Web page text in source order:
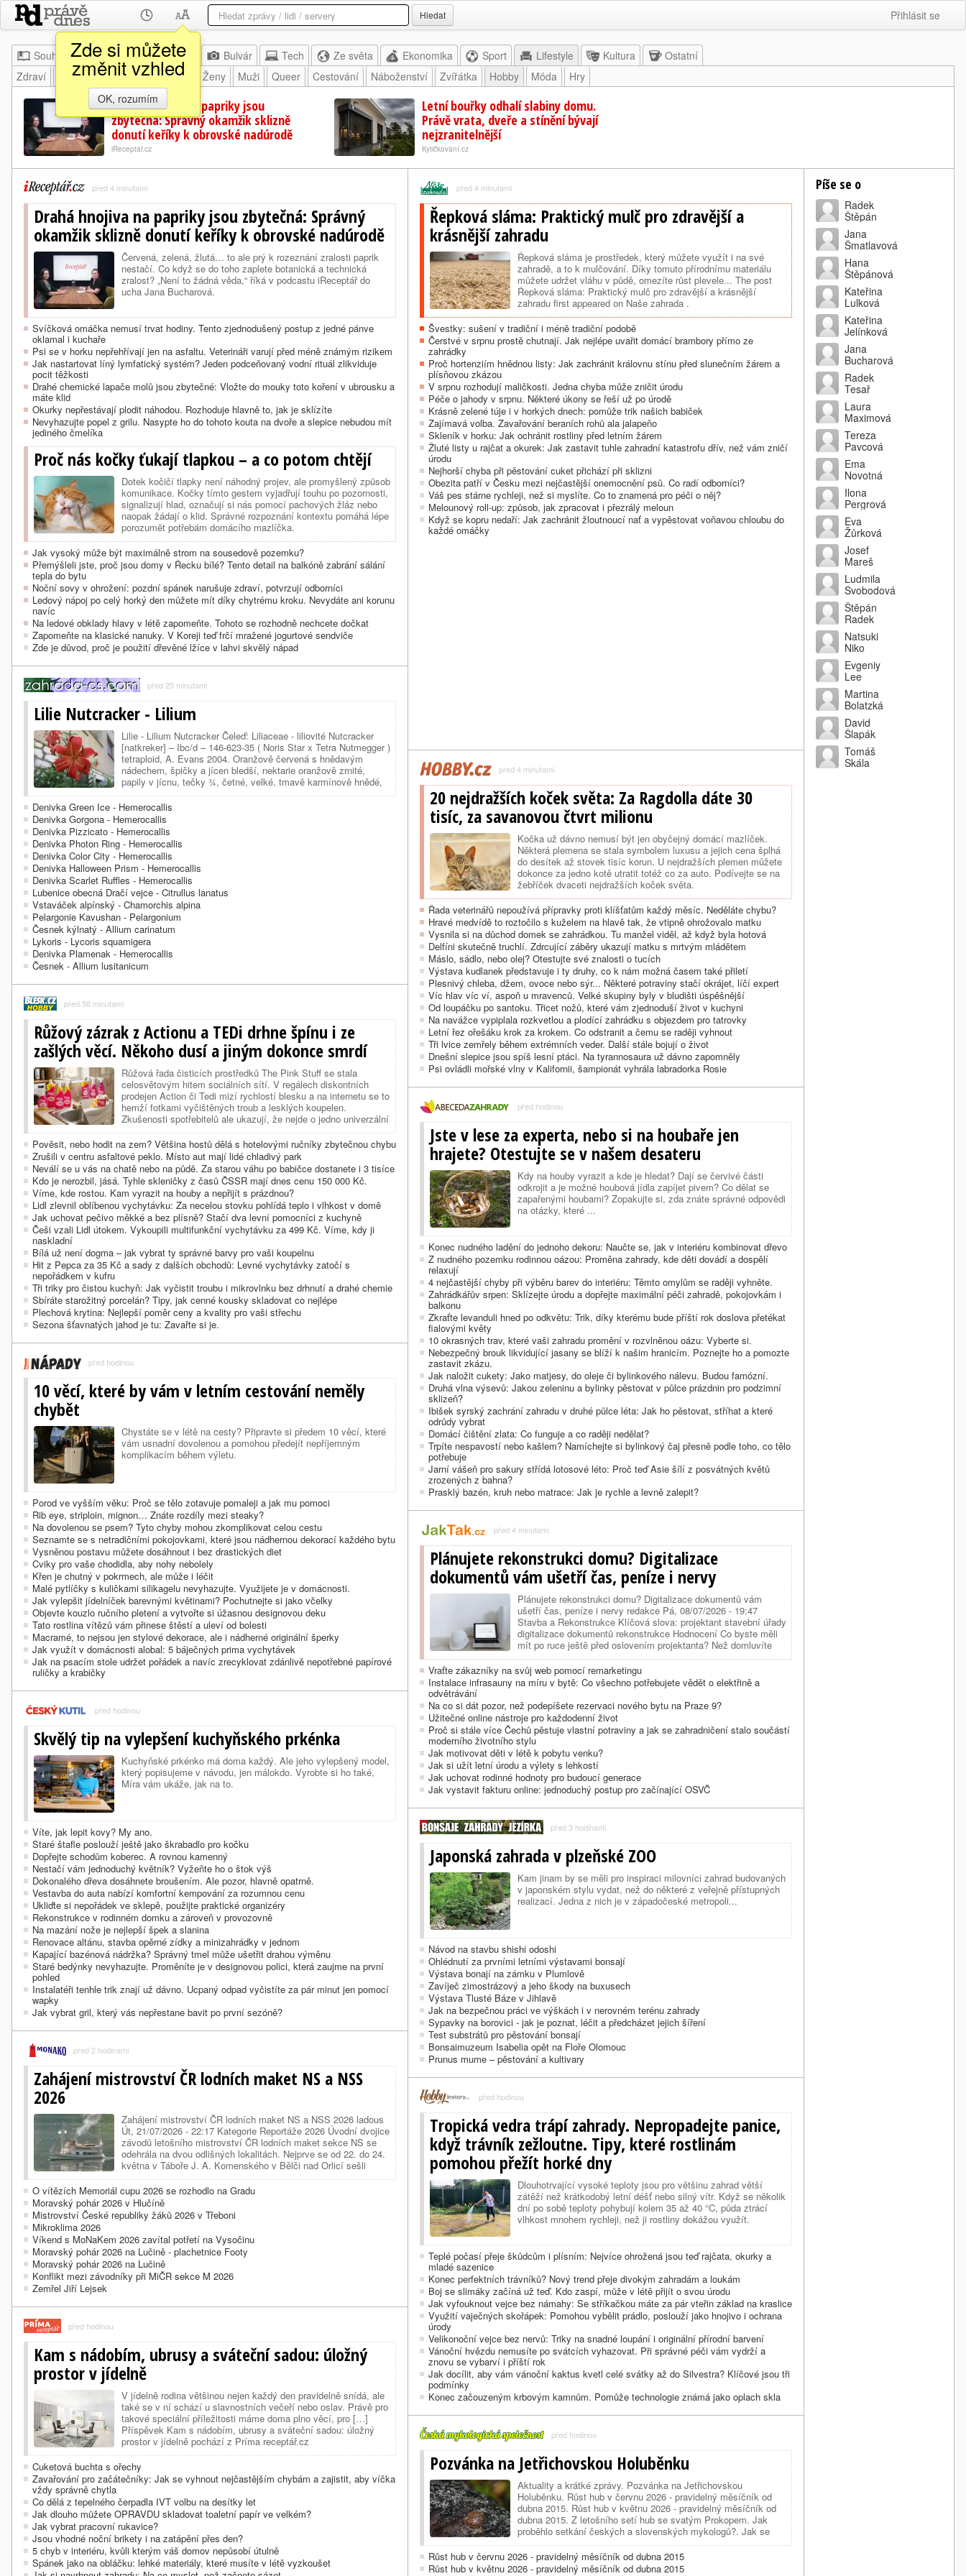
Zde si můžete
změnit vzhled
OK, rozumím
Hledat Přihlásit se
Souhrn Moje Z domova Bulvár Tech Ze světa Ekonomika Sport Lifestyle Kultura
Ostatní
Zdraví
Jídlo Bydlení Rodičovství Ženy Muži Queer Cestování Náboženství Zvířátka Hobby Móda Hry
Drahá hnojiva na papriky jsou
zbytečná: Správný okamžik sklizně
donutí keříky k obrovské nadúrodě
iReceptář.cz
Letní bouřky odhalí slabiny domu.
Právě vrata, dveře a stínění bývají
nejzranitelnější
Kytičkování.cz
před 4 minutami
Drahá hnojiva na papriky jsou zbytečná: Správný
okamžik sklizně donutí keříky k obrovské nadúrodě
Červená, zelená, žlutá… to ale prý k rozeznání zralosti paprik
nestačí. Co když se do toho zaplete botanická a technická
zralost? „Není to žádná věda,“ říká v podcastu iReceptář do
ucha Jana Bucharová.
Svíčková omáčka nemusí trvat hodiny. Tento zjednodušený postup z jedné pánve
oklamal i kuchaře
Psi se v horku nepřehřívají jen na asfaltu. Veterináři varují před méně známým rizikem
Jak nastartovat líný lymfatický systém? Jeden podceňovaný vodní rituál zlikviduje
pocit těžkosti
Drahé chemické lapače molů jsou zbytečné: Vložte do mouky toto koření v ubrousku a
máte klid
Okurky nepřestávají plodit náhodou. Rozhoduje hlavně to, jak je sklízíte
Nevyhazujte popel z grilu. Nasypte ho do tohoto kouta na dvoře a slepice nebudou mít
jediného čmelíka
Proč nás kočky ťukají tlapkou – a co potom chtějí
Dotek kočičí tlapky není náhodný projev, ale promyšlený způsob
komunikace. Kočky tímto gestem vyjadřují touhu po pozornosti,
signalizují hlad, označují si nás pomocí pachových žláz nebo
naopak žádají o klid. Správné rozpoznání kontextu pomáhá lépe
porozumět potřebám domácího mazlíčka.
Jak vysoký může být maximálně strom na sousedově pozemku?
Přemýšleli jste, proč jsou domy v Řecku bílé? Tento detail na balkóně zabrání sálání
tepla do bytu
Noční sovy v ohrožení: pozdní spánek narušuje zdraví, potvrzují odborníci
Ledový nápoj po celý horký den můžete mít díky chytrému kroku. Nevydáte ani korunu
navíc
Na ledové obklady hlavy v létě zapomeňte. Tohoto se rozhodně nechcete dočkat
Zapomeňte na klasické nanuky. V Koreji teď frčí mražené jogurtové sendviče
Zde je důvod, proč je použití dřevěné lžíce v lahvi skvělý nápad
před 25 minutami
Lilie Nutcracker - Lilium
Lilie - Lilium Nutcracker Čeleď: Liliaceae - liliovité Nutcracker
[natkreker] – Ibc/d – 146-623-35 ( Noris Star x Tetra Nutmegger )
tetraploid, A. Evans 2004. Oranžově červená s hnědavým
nádechem, špičky a jícen bledší, nektarie oranžově zrnité,
papily v jícnu, tečky ¾, četné, velké, tmavě karmínově hnědé,
pyl tmavohnědý, nitky bledě béžové, blizna tmavohnědá, ...
Denivka Green Ice - Hemerocallis
Denivka Gorgona - Hemerocallis
Denivka Pizzicato - Hemerocallis
Denivka Photon Ring - Hemerocallis
Denivka Color City - Hemerocallis
Denivka Halloween Prism - Hemerocallis
Denivka Scarlet Ruffles - Hemerocallis
Lubenice obecná Dračí vejce - Citrullus lanatus
Vstaváček alpínský - Chamorchis alpina
Pelargonie Kavushan - Pelargonium
Česnek kýlnatý - Allium carinatum
Lykoris - Lycoris squamigera
Denivka Plamenak - Hemerocallis
Česnek - Allium lusitanicum
před 58 minutami
Růžový zázrak z Actionu a TEDi drhne špínu i ze
zašlých věcí. Někoho dusí a jiným dokonce smrdí
Růžová řada čisticích prostředků The Pink Stuff se stala
celosvětovým hitem sociálních sítí. V regálech diskontních
prodejen Action či Tedi mizí rychlostí blesku a na internetu se to
hemží fotkami vyčištěných troub a lesklých koupelen.
Zkušenosti spotřebitelů ale ukazují, že nejde o jedno univerzální
řešení na všechno. Zatímco někteří nedají na pastu dopustit, jiní
mluví o zbytečném rozruchu a dr…
Pověsit, nebo hodit na zem? Většina hostů dělá s hotelovými ručníky zbytečnou chybu
Zrušili v centru asfaltové peklo. Místo aut mají lidé chladivý park
Neválí se u vás na chatě nebo na půdě. Za starou váhu po babičce dostanete i 3 tisíce
Kdo je nerozbil, jásá. Tyhle skleničky z časů ČSSR mají dnes cenu 150 000 Kč.
Víme, kde rostou. Kam vyrazit na houby a nepřijít s prázdnou?
Lidl zlevnil oblíbenou vychytávku: Za necelou stovku pohlídá teplo i vlhkost v domě
Jak uchovat pečivo měkké a bez plísně? Stačí dva levní pomocníci z kuchyně
Češi vzali Lidl útokem. Vykoupili multifunkční vychytávku za 499 Kč. Víme, kdy ji
naskladní
Bílá už není dogma – jak vybrat ty správné barvy pro vaši koupelnu
Hit z Pepca za 35 Kč a sady z dalších obchodů: Levné vychytávky zatočí s
nepořádkem v kufru
Tři triky pro čistou kuchyň: Jak vyčistit troubu i mikrovlnku bez drhnutí a drahé chemie
Sbíráte starožitný porcelán? Tipy, jak cenné kousky skladovat co nejlépe
Plechová krytina: Nejlepší poměr ceny a kvality pro vaši střechu
Sezona šťavnatých jahod je tu: Zavařte si je.
před hodinou
10 věcí, které by vám v letním cestování neměly
chybět
Chystáte se v létě na cesty? Připravte si předem 10 věcí, které
vám usnadní dovolenou a pomohou předejít nepříjemným
komplikacím během výletu.
Porod ve vyšším věku: Proč se tělo zotavuje pomaleji a jak mu pomoci
Rib eye, striploin, mignon… Znáte rozdíly mezi steaky?
Na dovolenou se psem? Tyto chyby mohou zkomplikovat celou cestu
Seznamte se s netradičními pokojovkami, které jsou nádhernou dekorací každého bytu
Vysněnou postavu můžete dosáhnout i bez drastických diet
Cviky pro vaše chodidla, aby nohy nebolely
Křen je chutný v pokrmech, ale může i léčit
Malé pytlíčky s kuličkami silikagelu nevyhazujte. Využijete je v domácnosti.
Jak vylepšit jídelníček barevnými květinami? Pochutnejte si jako včelky
Objevte kouzlo ručního pletení a vytvořte si úžasnou designovou deku
Tato rostlina vítězů vám přinese štěstí a uleví od bolesti
Macramé, to nejsou jen stylové dekorace, ale i nádherné originální šperky
Jak využít v domácnosti alobal: 5 báječných prima vychytávek
Jak na psacím stole udržet pořádek a navíc zrecyklovat zdánlivě nepotřebné papírové
ruličky a krabičky
před hodinou
Skvělý tip na vylepšení kuchyňského prkénka
Kuchyňské prkénko má doma každý. Ale jeho vylepšený model,
který popisujeme v návodu, jen málokdo. Vyrobte si ho také,
Míra vám ukáže, jak na to.
Víte, jak lepit kovy? My ano.
Staré štafle poslouží ještě jako škrabadlo pro kočku
Dopřejte schodům koberec. A rovnou kamenný
Nestačí vám jednoduchý květník? Vyžeňte ho o štok výš
Dokonalého dřeva dosáhnete broušením. Ale pozor, hlavně opatrně.
Vestavba do auta nabízí komfortní kempování za rozumnou cenu
Ukliďte si nepořádek ve sklepě, použijte praktické organizéry
Rekonstrukce v rodinném domku a zároveň v provozovně
Na mazání nože je nejlepší špek a slanina
Renovace altánu, stavba opěrné zídky a minizahrádky v jednom
Kapající bazénová nádržka? Správný tmel může ušetřit drahou výměnu
Staré bedýnky nevyhazujte. Proměníte je v designovou polici, která zaujme na první
pohled
Instalatéři tenhle trik znají už dávno. Ucpaný odpad vyčistíte za pár minut jen pomocí
wapky
Jak vybrat gril, který vás nepřestane bavit po první sezóně?
před 2 hodinami
Zahájení mistrovství ČR lodních maket NS a NSS
2026
Zahájení mistrovství ČR lodních maket NS a NSS 2026 ladous
Út, 21/07/2026 - 22:17 Kategorie Reportáže 2026 Úvodní dvojice
závodů letošního mistrovství ČR lodních maket sekce NS se
odehrála na dvou odlišných lokalitách. Nejprve se od 22. do 24.
května v Táboře J. A. Komenského v Bělči nad Orlicí sešli
stavitelé modelů s elektromotorem a parními stroji. Následující
víkend od 29. do 31. května patři…
O vítězích Memoriál cupu 2026 se rozhodlo na Gradu
Moravský pohár 2026 v Hlučíně
Mistrovství České republiky žáků 2026 v Třeboni
Mikroklima 2026
Víkend s MoNaKem 2026 zavítal potřetí na Vysočinu
Moravský pohár 2026 na Lučině - plachetnice Footy
Moravský pohár 2026 na Lučině
Konflikt mezi závodníky při MiČR sekce M 2026
Zemřel Jiří Lejsek
před hodinou
Kam s nádobím, ubrusy a sváteční sadou: úložný
prostor v jídelně
V jídelně rodina většinou nejen každý den pravidelně snídá, ale
také se v ní schází u slavnostních večeří nebo oslav. Právě pro
takové speciální příležitosti máme doma plno věcí, pro […]
Příspěvek Kam s nádobím, ubrusy a sváteční sadou: úložný
prostor v jídelně pochází z Príma receptář.cz
Cuketová buchta s ořechy
Zavařování pro začátečníky: Jak se vyhnout nejčastějším chybám a zajistit, aby víčka
vždy správně chytla
Co dělá z tepelného čerpadla IVT volbu na desítky let
Jak dlouho můžete OPRAVDU skladovat toaletní papír ve velkém?
Jak vybrat pracovní rukavice?
Jsou vhodné noční brikety i na zatápění přes den?
5 chyb v interiéru, kvůli kterým váš domov nepůsobí útulně
Spánek jako na obláčku: lehké materiály, které musíte v létě vyzkoušet
před 4 minutami
Řepková sláma: Praktický mulč pro zdravější a
krásnější zahradu
Řepková sláma je prostředek, který můžete využít i na své
zahradě, a to k mulčování. Díky tomuto přírodnímu materiálu
můžete udržet vláhu v půdě, omezíte růst plevele... The post
Řepková sláma: Praktický mulč pro zdravější a krásnější
zahradu first appeared on Naše zahrada .
Švestky: sušení v tradiční i méně tradiční podobě
Čerstvé v srpnu prostě chutnají. Jak nejlépe uvařit domácí brambory přímo ze
zahrádky
Proč hortenziím hnědnou listy: Jak zachránit královnu stínu před slunečním žárem a
plísňovou zkázou
V srpnu rozhodují maličkosti. Jedna chyba může zničit úrodu
Péče o jahody v srpnu. Některé úkony se řeší už po úrodě
Krásně zelené túje i v horkých dnech: pomůže trik našich babiček
Zajímavá volba. Zavařování beraních rohů ala jalapeňo
Skleník v horku: Jak ochránit rostliny před letním žárem
Žluté listy u rajčat a okurek: Jak zastavit tuhle zahradní katastrofu dřív, než vám zničí
úrodu
Nejhorší chyba při pěstování cuket přichází při sklizni
Obezita patří v Česku mezi nejčastější onemocnění psů. Co radí odborníci?
Váš pes stárne rychleji, než si myslíte. Co to znamená pro péči o něj?
Melounový roll-up: způsob, jak zpracovat i přezrálý meloun
Když se kopru nedaří: Jak zachránit žloutnoucí nať a vypěstovat voňavou chloubu do
každé omáčky
před 4 minutami
20 nejdražších koček světa: Za Ragdolla dáte 30
tisíc, za savanovou čtvrt milionu
Kočka už dávno nemusí být jen obyčejný domácí mazlíček.
Některá plemena se stala symbolem luxusu a jejich cena šplhá
do desítek až stovek tisíc korun. U nejdražších plemen můžete
dokonce za jedno kotě utratit totéž co za auto. Podívejte se na
žebříček dvaceti nejdražších koček světa.
Řada veterinářů nepoužívá přípravky proti klíšťatům každý měsíc. Neděláte chybu?
Hravé medvídě to roztočilo s kuželem na hlavě tak, že vtipně ohrožovalo matku
Vysnila si na důchod domek se zahrádkou. Tu manžel viděl, až když byla hotová
Delfíni skutečně truchlí. Zdrcující záběry ukazují matku s mrtvým mládětem
Máslo, sádlo, nebo olej? Otestujte své znalosti o tucích
Výstava kudlanek představuje i ty druhy, co k nám možná časem také přiletí
Plesnivý chleba, džem, ovoce nebo sýr... Některé potraviny stačí okrájet, líčí expert
Víc hlav víc ví, aspoň u mravenců. Velké skupiny byly v bludišti úspěšnější
Od loupáčku po santoku. Třicet nožů, které vám zjednoduší život v kuchyni
Na navážce vypiplala rozkvetlou a plodící zahrádku s objezdem pro tatrovky
Letní řez ořešáku krok za krokem. Co odstranit a čemu se raději vyhnout
Tři lvice zemřely během extrémních veder. Další stále bojují o život
Dnešní slepice jsou spíš lesní ptáci. Na tyrannosaura už dávno zapomněly
Psi ovládli mořské vlny v Kalifornii, šampionát vyhrála labradorka Rosie
před hodinou
Jste v lese za experta, nebo si na houbaře jen
hrajete? Otestujte se v našem desateru
Kdy na houby vyrazit a kde je hledat? Dají se červivé části
odkrojit a je možné houbová jídla zapíjet pivem? Co dělat se
zapařenými houbami? Zopakujte si, zda znáte správné odpovědi
na otázky, které ...
Konec nudného ladění do jednoho dekoru: Naučte se, jak v interiéru kombinovat dřevo
Z nudného pozemku rodinnou oázou: Proměna zahrady, kde děti dovádí a dospělí
relaxují
4 nejčastější chyby při výběru barev do interiéru: Těmto omylům se raději vyhněte.
Zahrádkářův srpen: Sklízejte úrodu a dopřejte maximální péči zahradě, pokojovkám i
balkonu
Zkraťte levanduli hned po odkvětu: Trik, díky kterému bude příští rok doslova přetékat
fialovými květy
10 okrasných trav, které vaši zahradu promění v rozvlněnou oázu: Vyberte si.
Nebezpečný brouk likvidující jasany se blíží k našim hranicím. Poznejte ho a pomozte
zastavit zkázu.
Jak naložit cukety: Jako matjesy, do oleje či bylinkového nálevu. Budou famózní.
Druhá vlna výsevů: Jakou zeleninu a bylinky pěstovat v půlce prázdnin pro podzimní
sklizeň?
Ibišek syrský zachrání zahradu v druhé půlce léta: Jak ho pěstovat, stříhat a které
odrůdy vybrat
Domácí čištění zlata: Co funguje a co raději nedělat?
Trpíte nespavostí nebo kašlem? Namíchejte si bylinkový čaj přesně podle toho, co tělo
potřebuje
Jarní vášeň pro sakury střídá lotosové léto: Proč teď Asie šílí z posvátných květů
zrozených z bahna?
Prasklý bazén, kruh nebo matrace: Jak je rychle a levně zalepit?
před 4 minutami
Plánujete rekonstrukci domu? Digitalizace
dokumentů vám ušetří čas, peníze i nervy
Plánujete rekonstrukci domu? Digitalizace dokumentů vám
ušetří čas, peníze i nervy redakce Pá, 08/07/2026 - 19:47
Stavba a Rekonstrukce Klíčová slova: projektant stavební úřady
digitalizace dokumentů rekonstrukce Hodnocení Co byste měli
mít po ruce ještě před oslovením projektanta? Než domluvíte
první schůzku s architektem nebo stavební firmou, projděte
archiv a zjistěte, co z následujícího sezna…
Vraťte zákazníky na svůj web pomocí remarketingu
Instalace infrasauny na míru v bytě: Co všechno potřebujete vědět o elektřině a
odvětrávání
Na co si dát pozor, než podepíšete rezervaci nového bytu na Praze 9?
Užitečné online nástroje pro každodenní život
Proč si stále více Čechů pěstuje vlastní potraviny a jak se zahradničení stalo součástí
moderního životního stylu
Jak motivovat děti v létě k pobytu venku?
Jak si užít letní úrodu a výlety s lehkostí
Jak uchovat rodinné hodnoty pro budoucí generace
Jak vystavit fakturu online: jednoduchý postup pro začínající OSVČ
před 3 hodinami
Japonská zahrada v plzeňské ZOO
Kam jinam by se měli pro inspiraci milovníci zahrad budovaných
v japonském stylu vydat, než do některé z veřejně přístupných
realizací. Jedna z nich je v západočeské metropoli...
Návod na stavbu shishi odoshi
Ohlédnutí za prvními letními výstavami bonsají
Výstava bonají na zámku v Plumlově
Zavíječ zimostrázový a jeho škody na buxusech
Výstava Tlusté Báze v Jihlavě
Jak na bezpečnou práci ve výškách i v nerovném terénu zahrady
Sypavky na borovici - jak je poznat, léčit a předcházet jejich šíření
Test substrátů pro pěstování bonsají
Bonsaimuzeum Isabelia opět na Floře Olomouc
Prunus mume – pěstování a kultivary
před hodinou
Tropická vedra trápí zahrady. Nepropadejte panice,
když trávník zežloutne. Tipy, které rostlinám
pomohou přežít horké dny
Dlouhotrvající vysoké teploty jsou pro většinu zahrad větší
zátěží než krátkodobý letní déšť nebo silný vítr. Když se několik
dní po sobě teploty pohybují kolem 35 až 40 °C, půda ztrácí
vlhkost mnohem rychleji, než ji rostliny dokážou využít.
Teplé počasí přeje škůdcům i plísním: Nejvíce ohrožená jsou teď rajčata, okurky a
mladé sazenice
Konec perfektních trávníků? Nový trend přeje divokým zahradám a loukám
Boj se slimáky začíná už teď. Kdo zaspí, může v létě přijít o svou úrodu
Jak vyfouknout vejce bez námahy: Se stříkačkou máte za pár vteřin základ na kraslice
Využití vaječných skořápek: Pomohou vybělit prádlo, poslouží jako hnojivo i ochrana
úrody
Velikonoční vejce bez nervů: Triky na snadné loupání i originální přírodní barvení
Vánoční hvězdu nemusíte po svátcích vyhazovat. Při správné péči vám vydrží a
znovu se vybarví i příští rok
Jak docílit, aby vám vánoční kaktus kvetl celé svátky až do Silvestra? Klíčové jsou tři
podmínky
Konec začouzeným krbovým kamnům. Pomůže technologie známá jako oplach skla
před hodinou
Pozvánka na Jetřichovskou Holuběnku
Aktuality a krátké zprávy. Pozvánka na Jetřichovskou
Holuběnku. Růst hub v červnu 2026 - pravidelný měsíčník od
dubna 2015. Růst hub v květnu 2026 - pravidelný měsíčník od
dubna 2015. Z letošního setí hub se svatým Prokopem. Jak
proběhlo setkání českých a slovenských mykologů?. Jak se
důstojně vypořádat se 'suchým květnem'? Aneb jak jsme dopadli
v Českém Krase. Výstava hub v Meditační zahradě. Z …
Růst hub v červnu 2026 - pravidelný měsíčník od dubna 2015
Růst hub v květnu 2026 - pravidelný měsíčník od dubna 2015
Píše se o
Radek
Štěpán
Jana
Šmatlavová
Hana
Štěpánová
Kateřina
Lulková
Kateřina
Jelínková
Jana
Bucharová
Radek
Tesař
Laura
Maximová
Tereza
Pavcová
Ema
Novotná
Ilona
Pergrová
Eva
Žůrková
Josef
Mareš
Ludmila
Svobodová
Štěpán
Radek
Natsuki
Niko
Evgeniy
Lee
Martina
Bolatzká
David
Šlapák
Tomáš
Skála